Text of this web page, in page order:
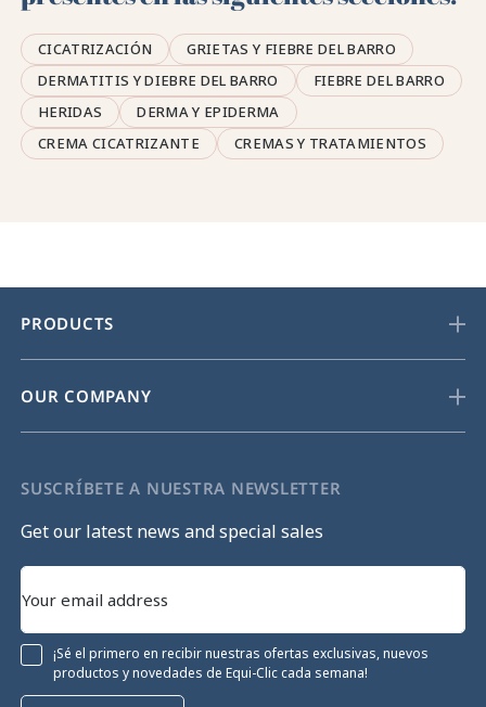
CICATRIZACIÓN
GRIETAS Y FIEBRE DEL BARRO
DERMATITIS Y DIEBRE DEL BARRO
FIEBRE DEL BARRO
HERIDAS
DERMA Y EPIDERMA
CREMA CICATRIZANTE
CREMAS Y TRATAMIENTOS
PRODUCTS
OUR COMPANY
SUSCRÍBETE A NUESTRA NEWSLETTER
Get our latest news and special sales
¡Sé el primero en recibir nuestras ofertas exclusivas, nuevos
productos y novedades de Equi-Clic cada semana!